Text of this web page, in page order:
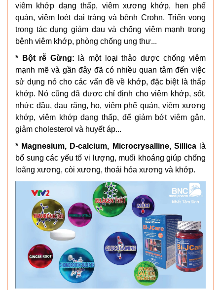
viêm khớp dạng thấp, viêm xương khớp, hen phế
quản, viêm loét đại tràng và bệnh Crohn. Triển vọng
trong tác dụng giảm đau và chống viêm mạnh trong
bệnh viêm khớp, phòng chống ung thư...
*
Bột rễ Gừng: là một loại thảo dược chống viêm
mạnh mẽ và gần đây đã có nhiều quan tâm đến việc
sử dụng nó cho các vấn đề về khớp, đặc biệt là thấp
khớp. Nó cũng đã được chỉ định cho viêm khớp, sốt,
nhức đầu, đau răng, ho, viêm phế quản, viêm xương
khớp, viêm khớp dạng thấp, để giảm bớt viêm gân,
giảm cholesterol và huyết áp...
* Magnesium, D-calcium, Microcrysalline, Sillica là
bổ sung các yếu tố vi lượng, muối khoáng giúp chống
loãng xương, còi xương, thoái hóa xương và khớp.